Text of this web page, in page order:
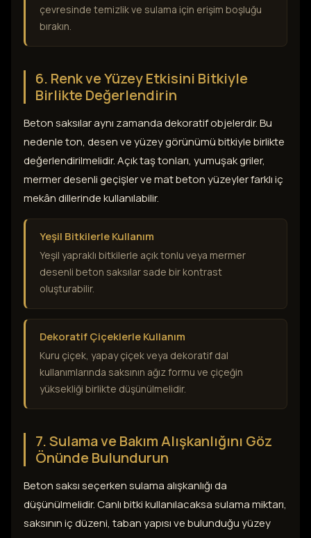
çevresinde temizlik ve sulama için erişim boşluğu
bırakın.
6. Renk ve Yüzey Etkisini Bitkiyle
Birlikte Değerlendirin
Beton saksılar aynı zamanda dekoratif objelerdir. Bu
nedenle ton, desen ve yüzey görünümü bitkiyle birlikte
değerlendirilmelidir. Açık taş tonları, yumuşak griler,
mermer desenli geçişler ve mat beton yüzeyler farklı iç
mekân dillerinde kullanılabilir.
Yeşil Bitkilerle Kullanım
Yeşil yapraklı bitkilerle açık tonlu veya mermer
desenli beton saksılar sade bir kontrast
oluşturabilir.
Dekoratif Çiçeklerle Kullanım
Kuru çiçek, yapay çiçek veya dekoratif dal
kullanımlarında saksının ağız formu ve çiçeğin
yüksekliği birlikte düşünülmelidir.
7. Sulama ve Bakım Alışkanlığını Göz
Önünde Bulundurun
Beton saksı seçerken sulama alışkanlığı da
düşünülmelidir. Canlı bitki kullanılacaksa sulama miktarı,
saksının iç düzeni, taban yapısı ve bulunduğu yüzey